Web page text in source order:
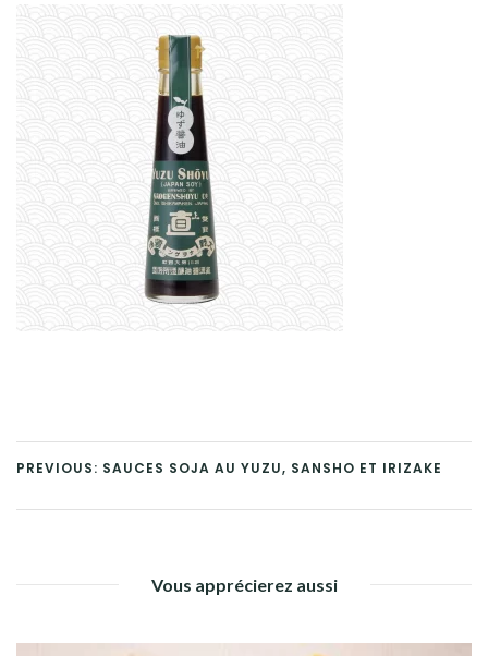
PREVIOUS: SAUCES SOJA AU YUZU, SANSHO ET IRIZAKE
Vous apprécierez aussi